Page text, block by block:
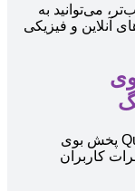
می‌توانید به
آنلاین و فیزیکی
برخی از عطرهای آنتونیو پوییگ مانند Quorum پخش بوی
کاربران